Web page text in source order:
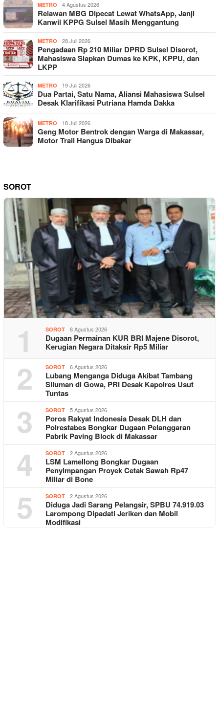
METRO 4 Agustus 2026
Relawan MBG Dipecat Lewat WhatsApp, Janji
Kanwil KPPG Sulsel Masih Menggantung
METRO 28 Juli 2026
Pengadaan Rp 210 Miliar DPRD Sulsel Disorot,
Mahasiswa Siapkan Dumas ke KPK, KPPU, dan
LKPP
METRO 19 Juli 2026
Dua Partai, Satu Nama, Aliansi Mahasiswa Sulsel
Desak Klarifikasi Putriana Hamda Dakka
METRO 18 Juli 2026
Geng Motor Bentrok dengan Warga di Makassar,
Motor Trail Hangus Dibakar
SOROT
1 SOROT 8 Agustus 2026
Dugaan Permainan KUR BRI Majene Disorot,
Kerugian Negara Ditaksir Rp5 Miliar
2 SOROT 6 Agustus 2026
Lubang Menganga Diduga Akibat Tambang
Siluman di Gowa, PRI Desak Kapolres Usut
Tuntas
3 SOROT 5 Agustus 2026
Poros Rakyat Indonesia Desak DLH dan
Polrestabes Bongkar Dugaan Pelanggaran
Pabrik Paving Block di Makassar
4 SOROT 2 Agustus 2026
LSM Lamellong Bongkar Dugaan
Penyimpangan Proyek Cetak Sawah Rp47
Miliar di Bone
5 SOROT 2 Agustus 2026
Diduga Jadi Sarang Pelangsir, SPBU 74.919.03
Larompong Dipadati Jeriken dan Mobil
Modifikasi